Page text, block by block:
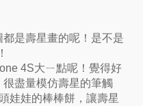
是壽星畫的呢！是不是
4S大ㄧ點呢！覺得好
盡量模仿壽星的筆觸
娃娃的棒棒餅，讓壽星